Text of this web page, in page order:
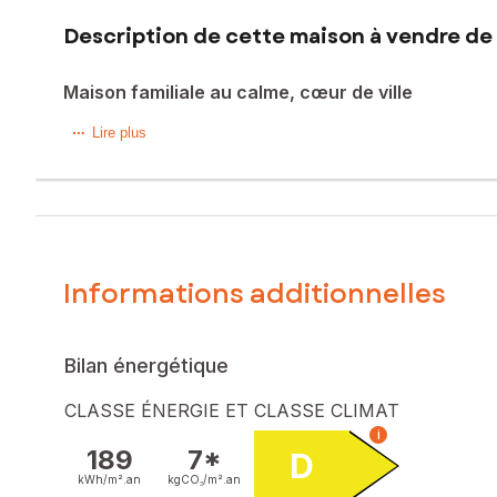
Description de cette maison à vendre de
Maison familiale au calme, cœur de ville
Située en plein coeur de Mortagne sur Sèvre, cette
Implantée sur une parcelle de 608 m², elle dispose d'un
propose trois chambres avec placard, une salle d'eau et
Prix de vente : 239 000 €
Honoraires charge vendeur
Contactez votre conseiller SAFTI : Caroline GRIFFON, Tél.
Lire plus
Informations additionnelles
Bilan énergétique
CLASSE ÉNERGIE ET CLASSE CLIMAT
189
kWh/m². an
7*
kgCO₂/m². an D
i